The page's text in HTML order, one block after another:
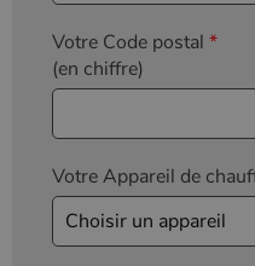
Votre Code postal *
(en chiffre)
Votre Appareil de